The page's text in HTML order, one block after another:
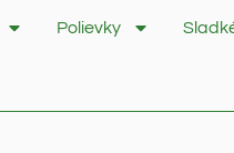
Polievky